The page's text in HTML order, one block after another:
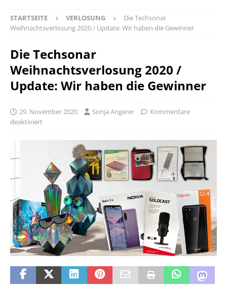
STARTSEITE VERLOSUNG
Die Techsonar
Weihnachtsverlosung 2020 / Update: Wir haben die Gewinner
Die Techsonar
Weihnachtsverlosung 2020 /
Update: Wir haben die Gewinner
29. November 2020 Sonja Angerer
Kommentare
deaktiviert